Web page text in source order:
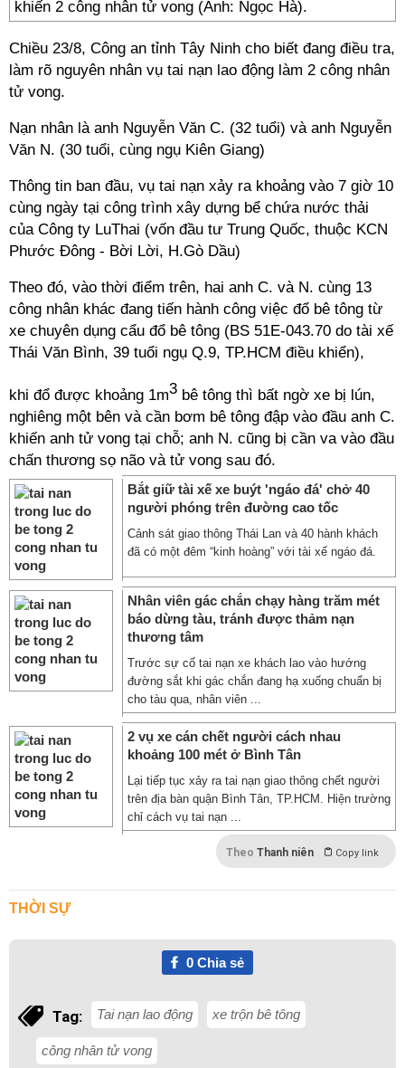
khiến 2 công nhân tử vong (Ảnh: Ngọc Hà).
Chiều 23/8, Công an tỉnh Tây Ninh cho biết đang điều tra,
làm rõ nguyên nhân vụ tai nạn lao động làm 2 công nhân
tử vong.
Nạn nhân là anh Nguyễn Văn C. (32 tuổi) và anh Nguyễn
Văn N. (30 tuổi, cùng ngụ Kiên Giang)
Thông tin ban đầu, vụ tai nạn xảy ra khoảng vào 7 giờ 10
cùng ngày tại công trình xây dựng bể chứa nước thải
của Công ty LuThai (vốn đầu tư Trung Quốc, thuộc KCN
Phước Đông - Bời Lời, H.Gò Dầu)
Theo đó, vào thời điểm trên, hai anh C. và N. cùng 13
công nhân khác đang tiến hành công việc đổ bê tông từ
xe chuyên dụng cẩu đổ bê tông (BS 51E-043.70 do tài xế
Thái Văn Bình, 39 tuổi ngụ Q.9, TP.HCM điều khiển),
khi đổ được khoảng 1m3 bê tông thì bất ngờ xe bị lún,
nghiêng một bên và cần bơm bê tông đập vào đầu anh C.
khiến anh tử vong tại chỗ; anh N. cũng bị cần va vào đầu
chấn thương sọ não và tử vong sau đó.
Bắt giữ tài xế xe buýt 'ngáo đá' chở 40
người phóng trên đường cao tốc
Cảnh sát giao thông Thái Lan và 40 hành khách
đã có một đêm “kinh hoàng” với tài xế ngáo đá.
Nhân viên gác chắn chạy hàng trăm mét
báo dừng tàu, tránh được thảm nạn
thương tâm
Trước sự cố tai nạn xe khách lao vào hướng
đường sắt khi gác chắn đang hạ xuống chuẩn bị
cho tàu qua, nhân viên ...
2 vụ xe cán chết người cách nhau
khoảng 100 mét ở Bình Tân
Lại tiếp tục xảy ra tai nạn giao thông chết người
trên địa bàn quận Bình Tân, TP.HCM. Hiện trường
chỉ cách vụ tai nạn ...
Theo Thanh niên Copy link
THỜI SỰ
0Chia sẻ
Tag: Tai nạn lao động xe trộn bê tông
công nhân tử vong